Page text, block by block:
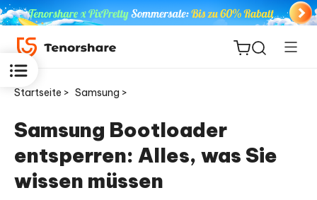
ReiBoot
for iOS
Startseite > Samsung >
Samsung Bootloader
entsperren: Alles, was Sie
wissen müssen